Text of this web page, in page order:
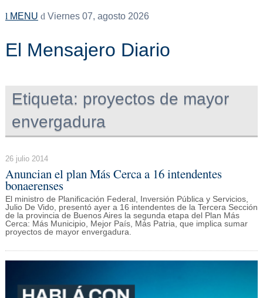
MENU Viernes 07, agosto 2026
El Mensajero Diario
Etiqueta: proyectos de mayor
envergadura
26 julio 2014
Anuncian el plan Más Cerca a 16 intendentes
bonaerenses
El ministro de Planificación Federal, Inversión Pública y Servicios,
Julio De Vido, presentó ayer a 16 intendentes de la Tercera Sección
de la provincia de Buenos Aires la segunda etapa del Plan Más
Cerca: Más Municipio, Mejor País, Más Patria, que implica sumar
proyectos de mayor envergadura.